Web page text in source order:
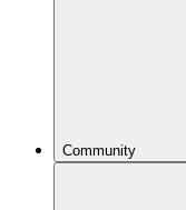
Community